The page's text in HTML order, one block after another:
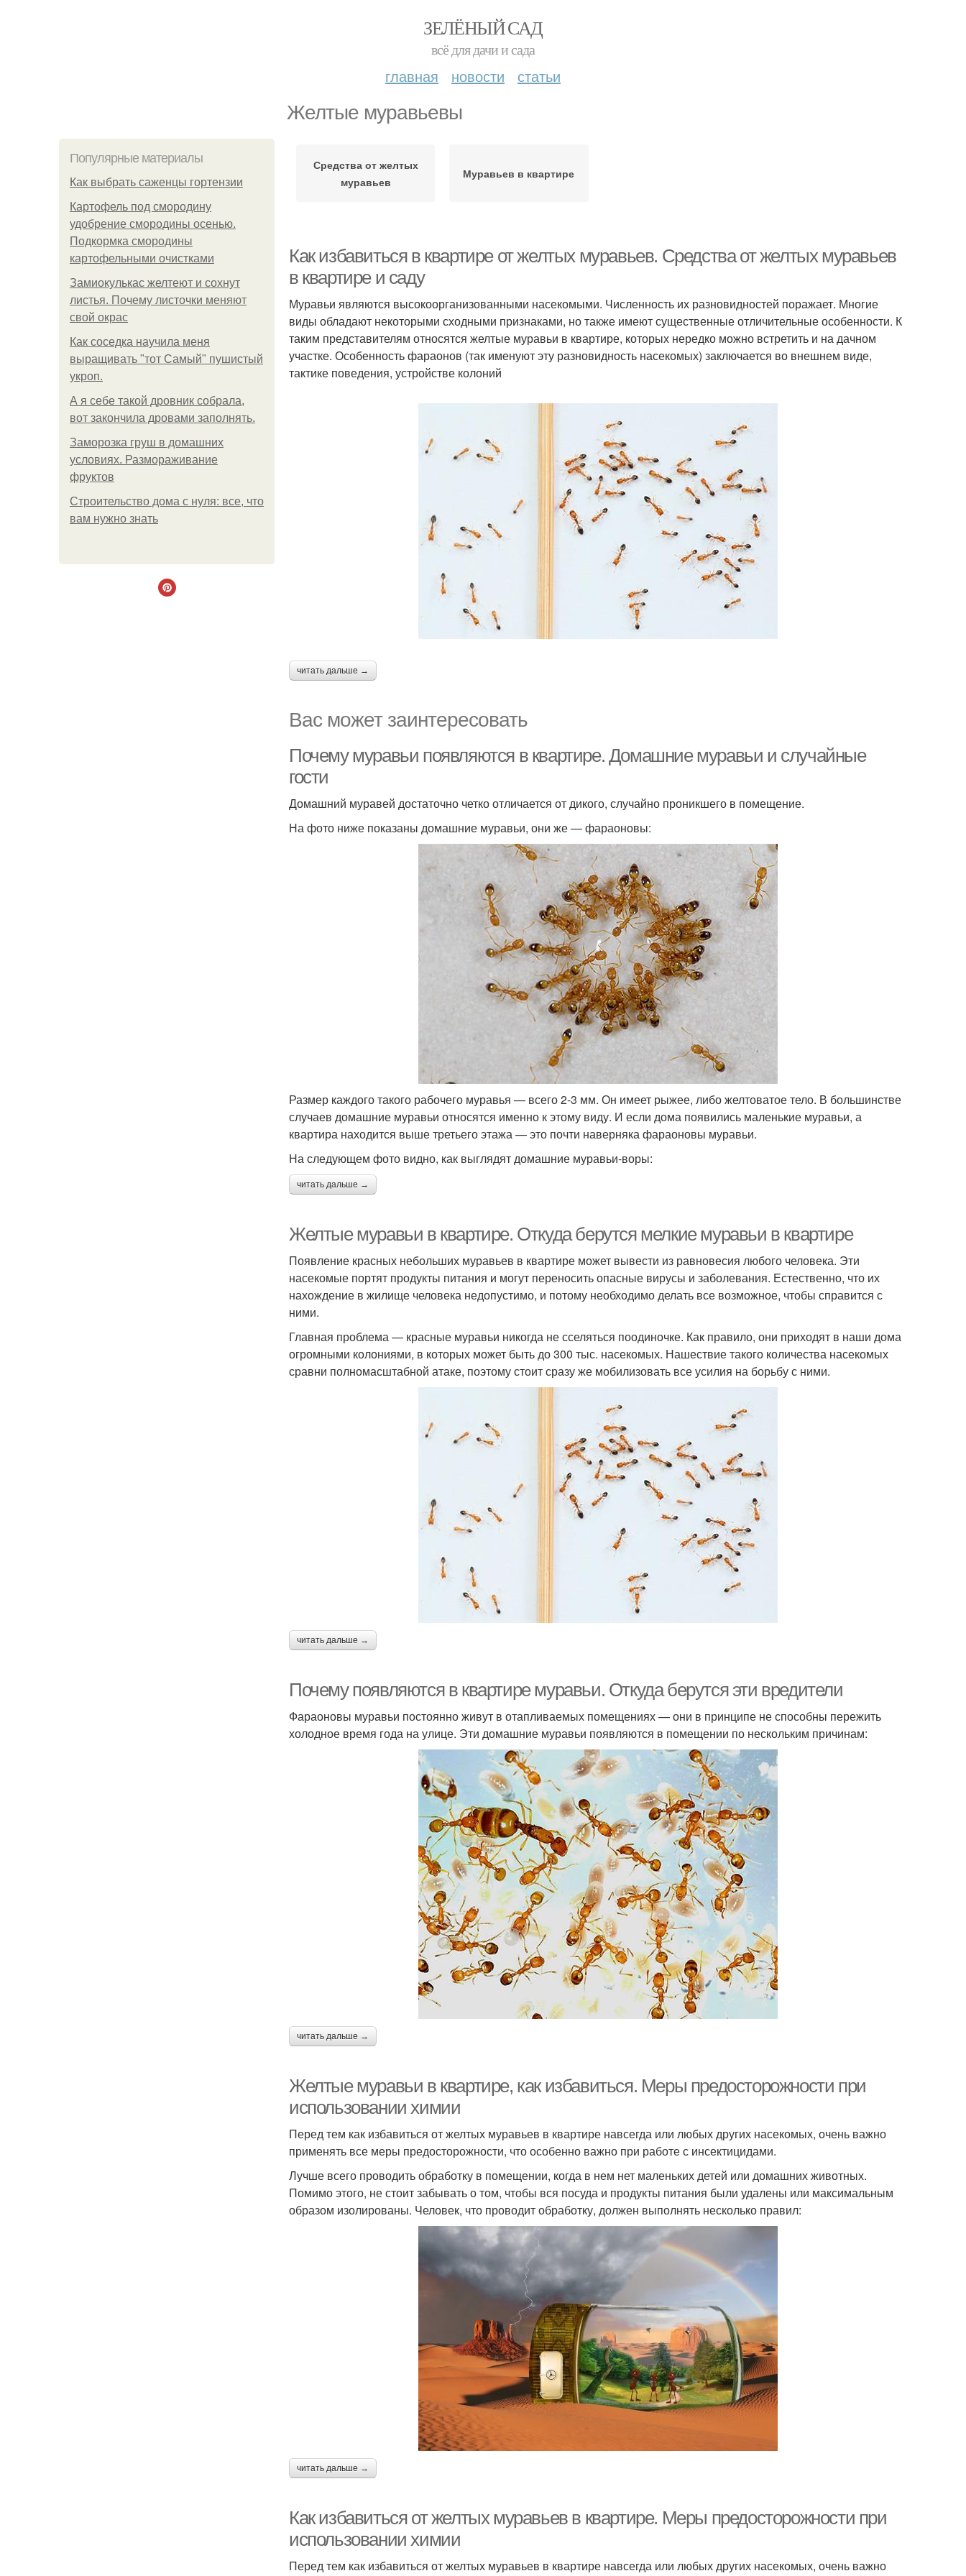
ЗЕЛЁНЫЙ САД
всё для дачи и сада
главная новости статьи
Желтые муравьевы
Популярные материалы
Как выбрать саженцы гортензии
Картофель под смородину
удобрение смородины осенью.
Подкормка смородины
картофельными очистками
Замиокулькас желтеют и сохнут
листья. Почему листочки меняют
свой окрас
Как соседка научила меня
выращивать "тот Самый" пушистый
укроп.
А я себе такой дровник собрала,
вот закончила дровами заполнять.
Заморозка груш в домашних
условиях. Размораживание
фруктов
Строительство дома с нуля: все, что
вам нужно знать
Средства от желтых
муравьев
Муравьев в квартире
Как избавиться в квартире от желтых муравьев. Средства от желтых муравьев
в квартире и саду
Муравьи являются высокоорганизованными насекомыми. Численность их разновидностей поражает. Многие
виды обладают некоторыми сходными признаками, но также имеют существенные отличительные особенности. К
таким представителям относятся желтые муравьи в квартире, которых нередко можно встретить и на дачном
участке. Особенность фараонов (так именуют эту разновидность насекомых) заключается во внешнем виде,
тактике поведения, устройстве колоний
читать дальше →
Вас может заинтересовать
Почему муравьи появляются в квартире. Домашние муравьи и случайные
гости
Домашний муравей достаточно четко отличается от дикого, случайно проникшего в помещение.
На фото ниже показаны домашние муравьи, они же — фараоновы:
Размер каждого такого рабочего муравья — всего 2-3 мм. Он имеет рыжее, либо желтоватое тело. В большинстве
случаев домашние муравьи относятся именно к этому виду. И если дома появились маленькие муравьи, а
квартира находится выше третьего этажа — это почти наверняка фараоновы муравьи.
На следующем фото видно, как выглядят домашние муравьи-воры:
читать дальше →
Желтые муравьи в квартире. Откуда берутся мелкие муравьи в квартире
Появление красных небольших муравьев в квартире может вывести из равновесия любого человека. Эти
насекомые портят продукты питания и могут переносить опасные вирусы и заболевания. Естественно, что их
нахождение в жилище человека недопустимо, и потому необходимо делать все возможное, чтобы справится с
ними.
Главная проблема — красные муравьи никогда не сселяться поодиночке. Как правило, они приходят в наши дома
огромными колониями, в которых может быть до 300 тыс. насекомых. Нашествие такого количества насекомых
сравни полномасштабной атаке, поэтому стоит сразу же мобилизовать все усилия на борьбу с ними.
читать дальше →
Почему появляются в квартире муравьи. Откуда берутся эти вредители
Фараоновы муравьи постоянно живут в отапливаемых помещениях — они в принципе не способны пережить
холодное время года на улице. Эти домашние муравьи появляются в помещении по нескольким причинам:
читать дальше →
Желтые муравьи в квартире, как избавиться. Меры предосторожности при
использовании химии
Перед тем как избавиться от желтых муравьев в квартире навсегда или любых других насекомых, очень важно
применять все меры предосторожности, что особенно важно при работе с инсектицидами.
Лучше всего проводить обработку в помещении, когда в нем нет маленьких детей или домашних животных.
Помимо этого, не стоит забывать о том, чтобы вся посуда и продукты питания были удалены или максимальным
образом изолированы. Человек, что проводит обработку, должен выполнять несколько правил:
читать дальше →
Как избавиться от желтых муравьев в квартире. Меры предосторожности при
использовании химии
Перед тем как избавиться от желтых муравьев в квартире навсегда или любых других насекомых, очень важно